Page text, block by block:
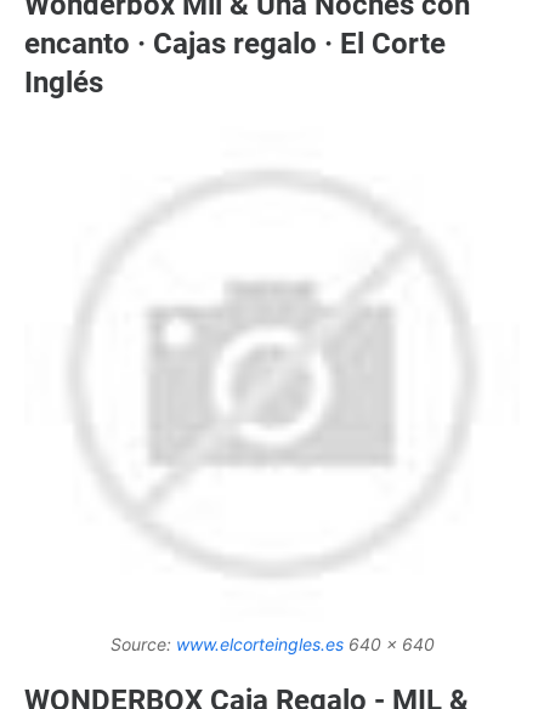
encanto · Cajas regalo · El Corte
Inglés
Source: www.elcorteingles.es640 x 640
WONDERBOX Caja Regalo - MIL &